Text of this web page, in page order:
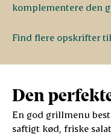
komplementere den
Find flere opskrifter til
Den
En god grillmenu
saftigt kød, friske